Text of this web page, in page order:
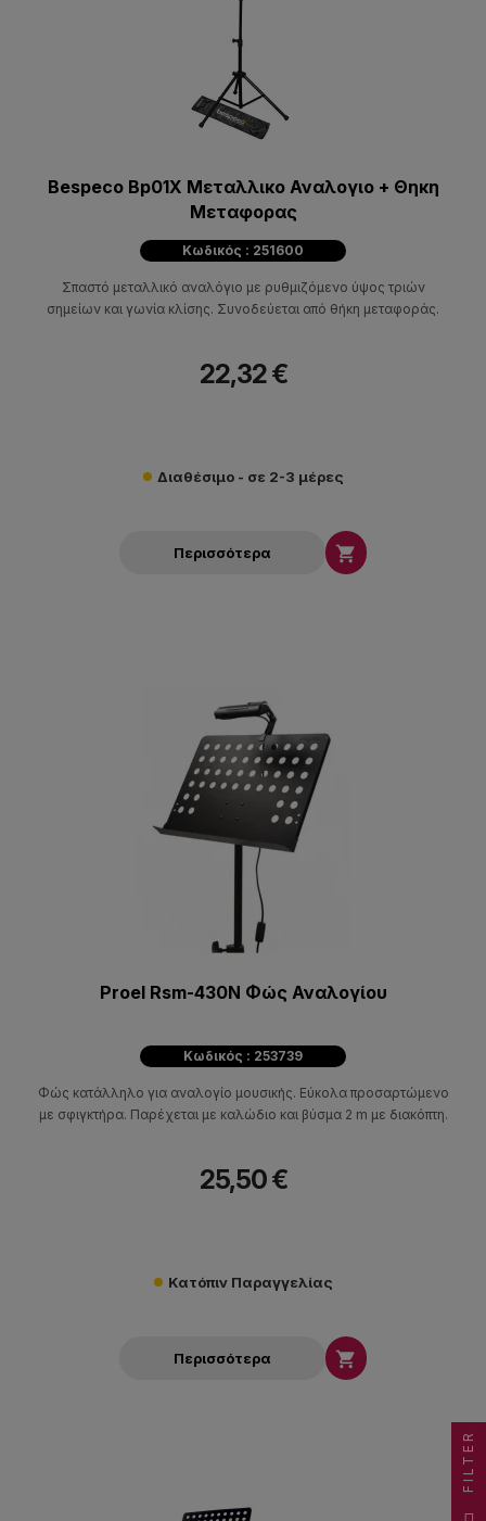
Bespeco Bp01X Μεταλλικο Αναλογιο + Θηκη
Μεταφορας
Κωδικός : 251600
Σπαστό μεταλλικό αναλόγιο με ρυθμιζόμενο ύψος τριών
σημείων και γωνία κλίσης. Συνοδεύεται από θήκη μεταφοράς.
22,32 €
Διαθέσιμο - σε 2-3 μέρες
Περισσότερα 
Proel Rsm-430N Φώς Αναλογίου
Κωδικός : 253739
Φώς κατάλληλο για αναλογίο μουσικής. Εύκολα προσαρτώμενο
με σφιγκτήρα. Παρέχεται με καλώδιο και βύσμα 2 m με διακόπτη.
25,50 €
Κατόπιν Παραγγελίας
Περισσότερα 
FILTER